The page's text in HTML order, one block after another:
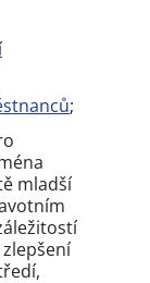
;
mladší